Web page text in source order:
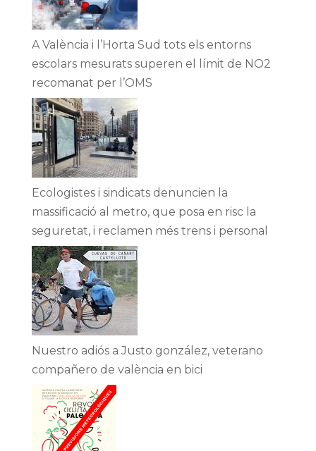
A València i l’Horta Sud tots els entorns
escolars mesurats superen el límit de NO2
recomanat per l’OMS
Ecologistes i sindicats denuncien la
massificació al metro, que posa en risc la
seguretat, i reclamen més trens i personal
Nuestro adiós a Justo gonzález, veterano
compañero de valència en bici